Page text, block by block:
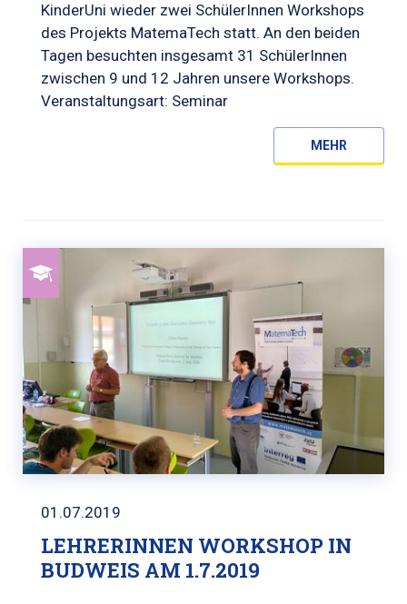
KinderUni wieder zwei SchülerInnen Workshops
des Projekts MatemaTech statt. An den beiden
Tagen besuchten insgesamt 31 SchülerInnen
zwischen 9 und 12 Jahren unsere Workshops.
Veranstaltungsart: Seminar
MEHR
01.07.2019
LEHRERINNEN WORKSHOP IN
BUDWEIS AM 1.7.2019